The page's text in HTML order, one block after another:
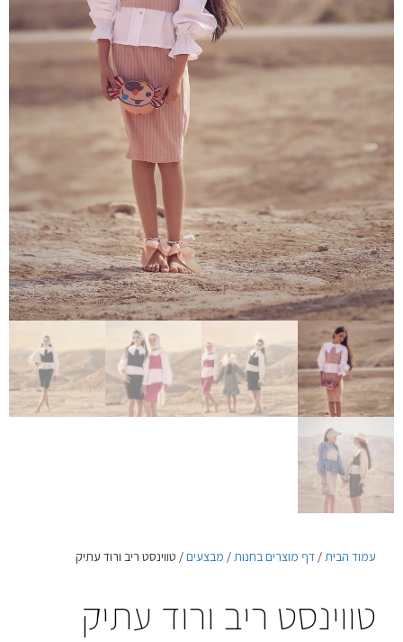
עמוד הבית/ דף מוצרים בחנות/ מבצעים/ טווינסט ריב ורוד עתיק
טווינסט ריב ורוד עתיק